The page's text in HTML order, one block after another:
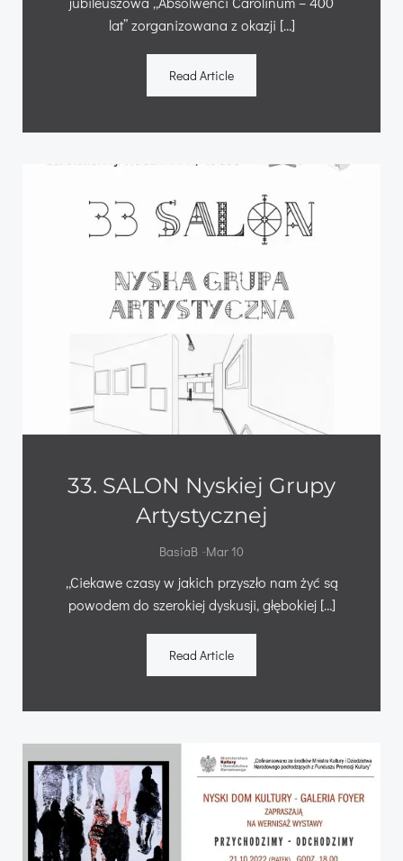
lat” zorganizowana z okazji […]
Read Article
33. SALON Nyskiej Grupy
Artystycznej
BasiaB -Mar 10
„Ciekawe czasy w jakich przyszło nam żyć są
powodem do szerokiej dyskusji, głębokiej […]
Read Article